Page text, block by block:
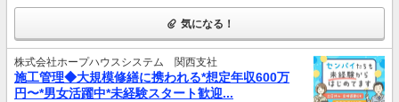
気になる！
株式会社ホープハウスシステム 関西支社
施工管理◆大規模修繕に携われる*想定年収600万
円〜*男女活躍中*未経験スタート歓迎...